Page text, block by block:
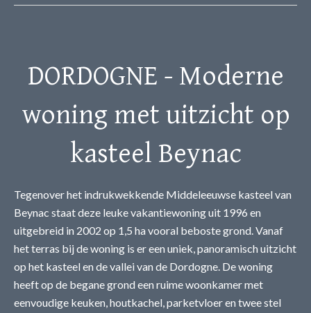
DORDOGNE - Moderne
woning met uitzicht op
kasteel Beynac
Tegenover het indrukwekkende Middeleeuwse kasteel van
Beynac staat deze leuke vakantiewoning uit 1996 en
uitgebreid in 2002 op 1,5 ha vooral beboste grond. Vanaf
het terras bij de woning is er een uniek, panoramisch uitzicht
op het kasteel en de vallei van de Dordogne. De woning
heeft op de begane grond een ruime woonkamer met
eenvoudige keuken, houtkachel, parketvloer en twee stel